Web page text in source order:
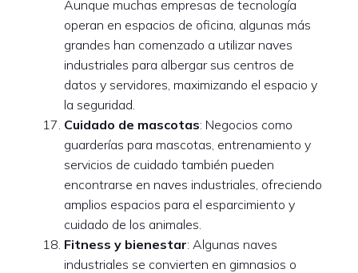
Aunque muchas empresas de tecnología
operan en espacios de oficina, algunas más
grandes han comenzado a utilizar naves
industriales para albergar sus centros de
datos y servidores, maximizando el espacio y
la seguridad.
Cuidado de mascotas: Negocios como
guarderías para mascotas, entrenamiento y
servicios de cuidado también pueden
encontrarse en naves industriales, ofreciendo
amplios espacios para el esparcimiento y
cuidado de los animales.
Fitness y bienestar: Algunas naves
industriales se convierten en gimnasios o